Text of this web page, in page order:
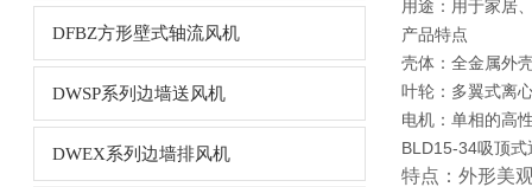
DFBZ方形壁式轴流风机
DWSP系列边墙送风机
DWEX系列边墙排风机
用途：用于家居
产品特点
壳体：全金属外
叶轮：多翼式离
电机：单相的高
BLD15-34吸顶
特点：外形美